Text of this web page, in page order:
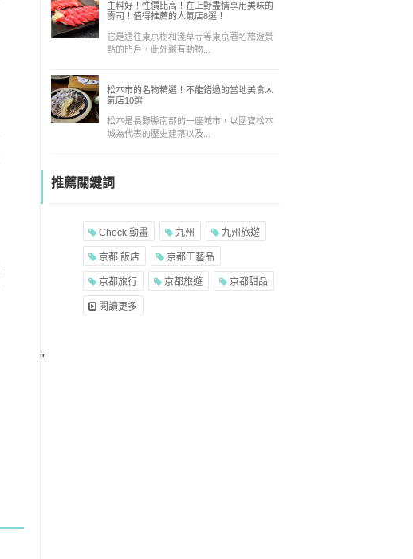
主料好！性價比高！在上野盡情享用美味的
壽司！值得推薦的人氣店8選！
它是通往東京樹和淺草寺等東京著名旅遊景
點的門戶，此外還有動物...
松本市的名物精選！不能錯過的當地美食人
氣店10選
松本是長野縣南部的一座城市，以國寶松本
城為代表的歷史建築以及...
推薦關鍵詞
Check 動畫 九州 九州旅遊
京都 飯店 京都工藝品
京都旅行 京都旅遊 京都甜品
閱讀更多
"